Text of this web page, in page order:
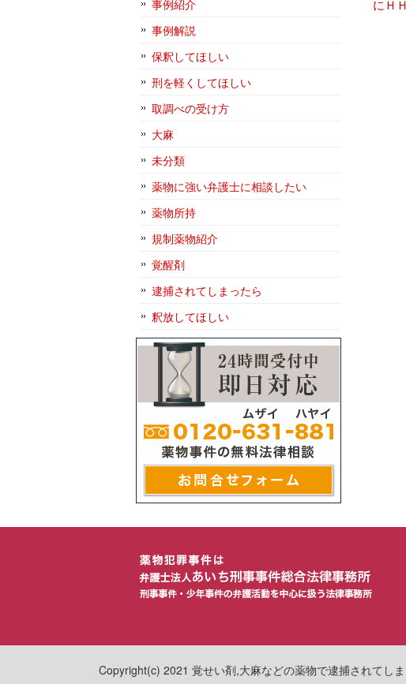
にＨ
事例紹介
事例解説
保釈してほしい
刑を軽くしてほしい
取調べの受け方
大麻
未分類
薬物に強い弁護士に相談したい
薬物所持
規制薬物紹介
覚醒剤
逮捕されてしまったら
釈放してほしい
Copyright(c) 2021 覚せい剤,大麻などの薬物で逮捕されてし